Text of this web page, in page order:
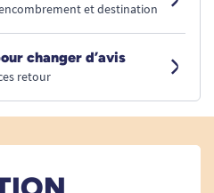
et destination
changer d’avis
retour